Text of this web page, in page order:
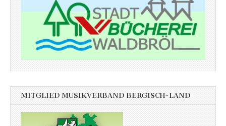
MITGLIED MUSIKVERBAND BERGISCH-LAND